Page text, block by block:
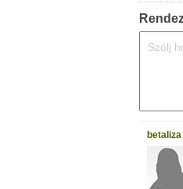
betaliza